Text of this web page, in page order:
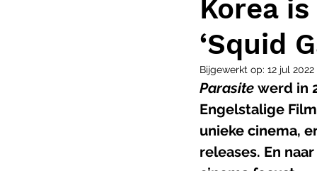
Korea
‘Squid
Bijgewerkt op: 12 jul 2022
Parasite werd in
Engelstalige
unieke cinema,
releases. En